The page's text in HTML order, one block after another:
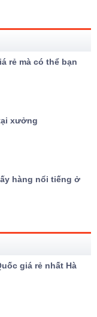
rẻ mà có thể bạn
xưởng
hàng nổi tiếng ở
giá rẻ nhất Hà